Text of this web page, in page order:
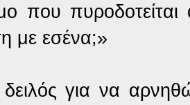
που
με εσένα;»
δειλός για να